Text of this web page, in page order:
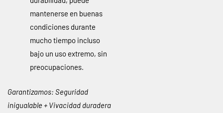
mantenerse en buenas
condiciones durante
mucho tiempo incluso
bajo un uso extremo, sin
preocupaciones.
Garantizamos: Seguridad
inigualable + Vivacidad duradera